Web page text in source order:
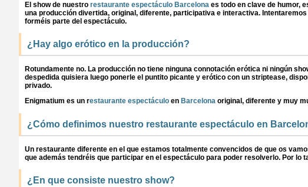
El show de nuestro restaurante espectáculo Barcelona es todo en clave de humor,
una producción divertida, original, diferente, participativa e interactiva.
forméis parte del espectáculo.
¿Hay algo erótico en la producción?
Rotundamente no. La producción no tiene ninguna connotación erótica ni ningún
despedida quisiera luego ponerle el puntito picante y erótico con un striptease,
privado.
Enigmatium es un restaurante espectáculo en Barcelona original, diferente y muy
¿Cómo definimos nuestro restaurante espectáculo en
Un restaurante diferente en el que estamos totalmente convencidos de que os
que además tendréis que participar en el espectáculo para poder resolverlo. Por lo
¿En que consiste nuestro show?